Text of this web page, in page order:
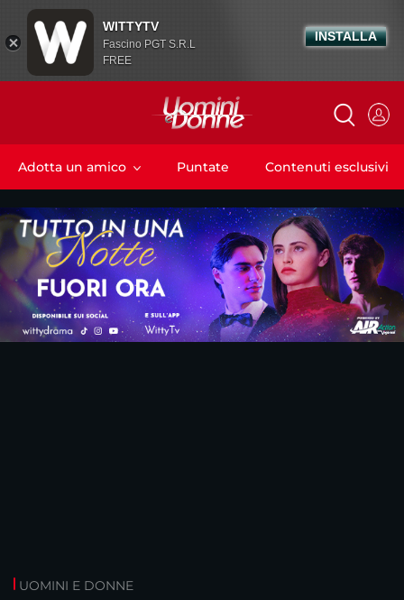
Adotta un amico Puntate Contenuti esclusivi
UOMINI E DONNE
WITTYTV
Fascino PGT S.R.L
FREE
INSTALLA